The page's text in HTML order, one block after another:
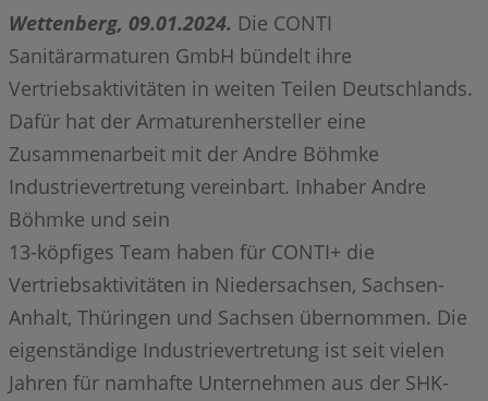
Wettenberg, 09.01.2024. Die CONTI
Sanitärarmaturen GmbH bündelt ihre
Vertriebsaktivitäten in weiten Teilen Deutschlands.
Dafür hat der Armaturenhersteller eine
Zusammenarbeit mit der Andre Böhmke
Industrievertretung vereinbart. Inhaber Andre
Böhmke und sein
13-köpfiges Team haben für CONTI+ die
Vertriebsaktivitäten in Niedersachsen, Sachsen-
Anhalt, Thüringen und Sachsen übernommen. Die
eigenständige Industrievertretung ist seit vielen
Jahren für namhafte Unternehmen aus der SHK-